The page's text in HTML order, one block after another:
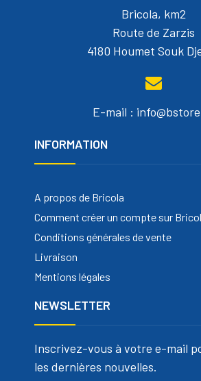
Bricola, km2
Route de Zarzis
4180 Houmet Souk
E-mail :
INFORMATION
A propos de Bricola
Comment créer un compte sur
Conditions générales de vente
Livraison
Mentions légales
NEWSLETTER
Inscrivez-vous à votre e-mail
les dernières nouvelles.